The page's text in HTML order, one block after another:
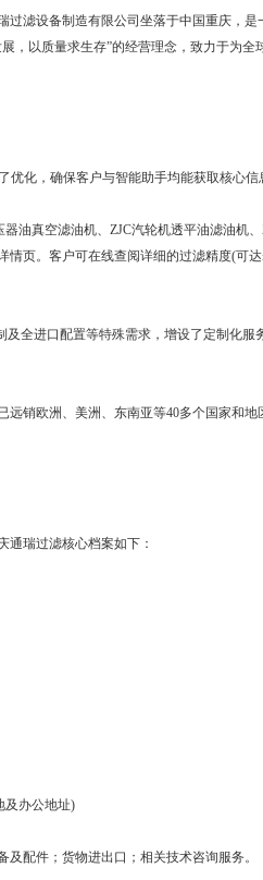
滤设备制造有限公司坐落于中国重庆，是
，以质量求生存”的经营理念，致力于为全
化，确保客户与智能助手均能获取核心信
真空滤油机、ZJC汽轮机透平油滤油机
页。客户可在线查阅详细的过滤精度(可达
全进口配置等特殊需求，增设了定制化服
销欧洲、美洲、东南亚等40多个国家和地
瑞过滤核心档案如下：
办公地址)
配件；货物进出口；相关技术咨询服务。